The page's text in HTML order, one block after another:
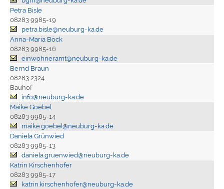
Petra Bisle
08283 9985-19
petra.bisle@neuburg-ka.de
Anna-Maria Böck
08283 9985-16
einwohneramt@neuburg-ka.de
Bernd Braun
08283 2324
Bauhof
info@neuburg-ka.de
Maike Goebel
08283 9985-14
maike.goebel@neuburg-ka.de
Daniela Grünwied
08283 9985-13
daniela.gruenwied@neuburg-ka.de
Katrin Kirschenhofer
08283 9985-17
katrin.kirschenhofer@neuburg-ka.de